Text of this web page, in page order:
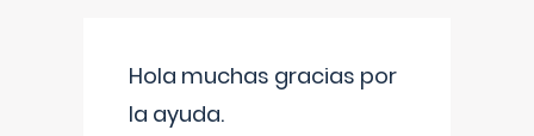
Hola muchas gracias por
la ayuda.